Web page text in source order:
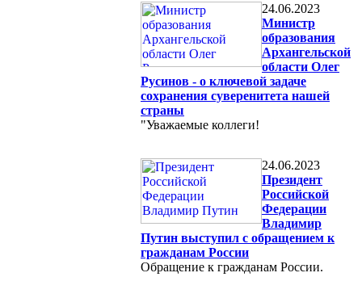
24.06.2023
Министр
образования
Архангельской
области Олег
Русинов - о ключевой задаче
сохранения суверенитета нашей
страны
"Уважаемые коллеги!
24.06.2023
Президент
Российской
Федерации
Владимир
Путин выступил с обращением к
гражданам России
Обращение к гражданам России.